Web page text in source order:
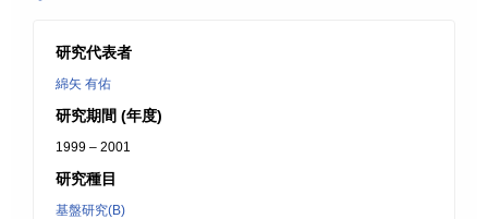
研究代表者
綿矢 有佑
研究期間 (年度)
1999 – 2001
研究種目
基盤研究(B)